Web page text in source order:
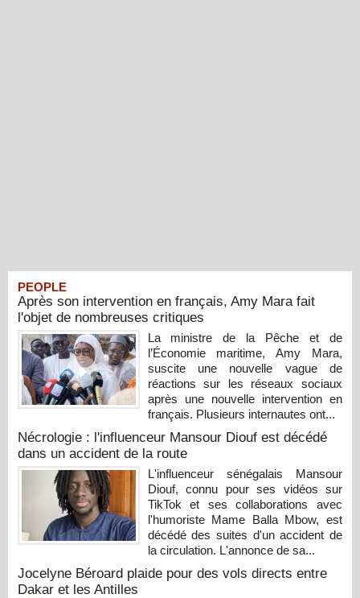
PEOPLE
Après son intervention en français, Amy Mara fait
l'objet de nombreuses critiques
La ministre de la Pêche et de
l’Économie maritime, Amy Mara,
suscite une nouvelle vague de
réactions sur les réseaux sociaux
après une nouvelle intervention en
français. Plusieurs internautes ont...
Nécrologie : l'influenceur Mansour Diouf est décédé
dans un accident de la route
L'influenceur sénégalais Mansour
Diouf, connu pour ses vidéos sur
TikTok et ses collaborations avec
l'humoriste Mame Balla Mbow, est
décédé des suites d'un accident de
la circulation. L'annonce de sa...
Jocelyne Béroard plaide pour des vols directs entre
Dakar et les Antilles